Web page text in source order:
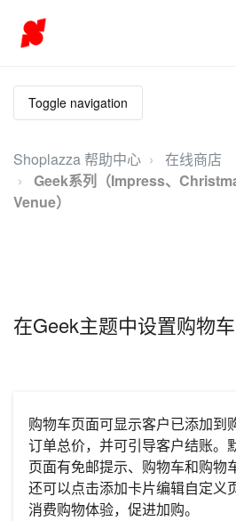
Toggle navigation
Shoplazza 帮助中心
在线商店
Geek系列（Impress、
Venue）
在Geek主题中设置购物
购物车页面可显示客户已添加到
订单总价，并可引导客户结账。
页面有免邮提示、购物车和购物
还可以点击添加卡片编辑自定义
消费购物体验，促进加购。